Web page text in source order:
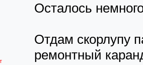
Осталось
Отдам скорлупу
ремонтный